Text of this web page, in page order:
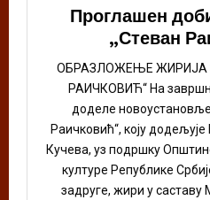
Проглашен
„Стеван
ОБРАЗЛОЖЕЊЕ ЖИРИЈА
РАИЧКОВИЋ“ На
доделе
Раичковић“, коју
Кучева, уз подршку
културе Републике
задруге, жири у